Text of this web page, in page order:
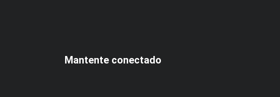
Mantente conectado